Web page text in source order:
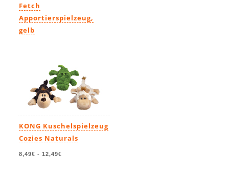
Fetch
Apportierspielzeug,
gelb
KONG Kuschelspielzeug
Cozies Naturals
8,49€ - 12,49€